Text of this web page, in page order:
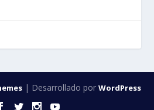
| Desarrollado por WordPress